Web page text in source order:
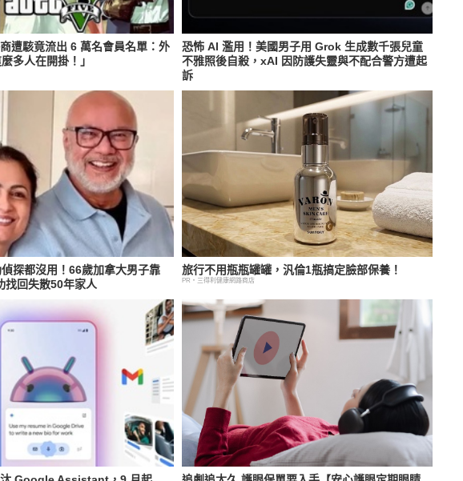
商遭駭竟流出 6 萬名會員名單：外
多人在開掛！」
恐怖 AI 濫用！美國男子用 Grok 生成數千張兒童
不雅照後自殺，xAI 因防護失靈與不配合警方遭起
訴
探都沒用！66歲加拿大男子靠
找回失散50年家人
旅行不用瓶瓶罐罐，汎倫1瓶搞定臉部保養！
PR・三得利健康網路商店